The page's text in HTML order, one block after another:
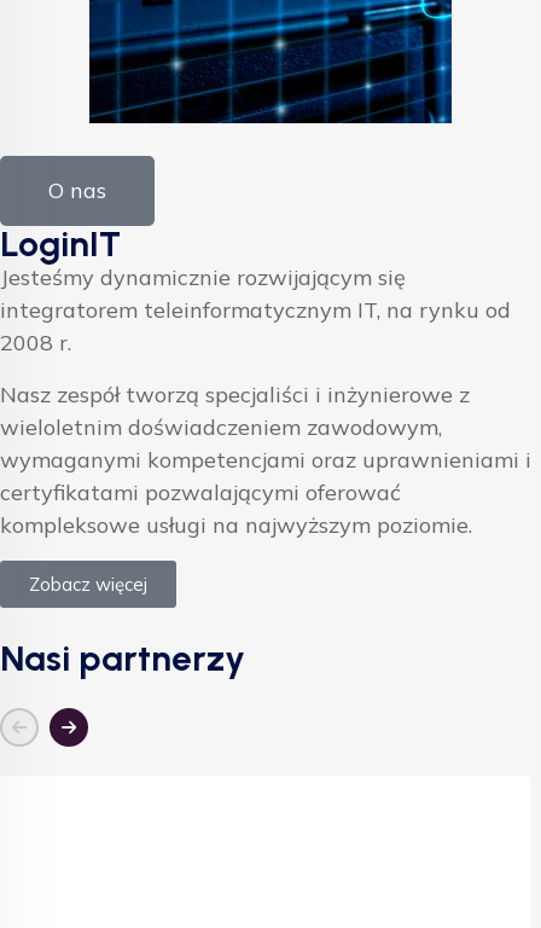
O nas
LoginIT
Jesteśmy dynamicznie rozwijającym się
integratorem teleinformatycznym IT, na rynku od
2008 r.
Nasz zespół tworzą specjaliści i inżynierowe z
wieloletnim doświadczeniem zawodowym,
wymaganymi kompetencjami oraz uprawnieniami i
certyfikatami pozwalającymi oferować
kompleksowe usługi na najwyższym poziomie.
Zobacz więcej
Nasi partnerzy